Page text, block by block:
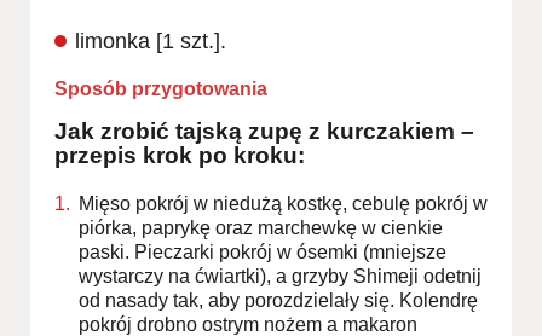
limonka [1 szt.].
Sposób przygotowania
Jak zrobić tajską zupę z kurczakiem –
przepis krok po kroku:
Mięso pokrój w niedużą kostkę, cebulę pokrój w
piórka, paprykę oraz marchewkę w cienkie
paski. Pieczarki pokrój w ósemki (mniejsze
wystarczy na ćwiartki), a grzyby Shimeji odetnij
od nasady tak, aby porozdzielały się. Kolendrę
pokrój drobno ostrym nożem a makaron